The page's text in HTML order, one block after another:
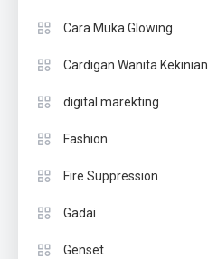
Cara Muka Glowing
Cardigan Wanita Kekinian
digital marekting
Fashion
Fire Suppression
Gadai
Genset